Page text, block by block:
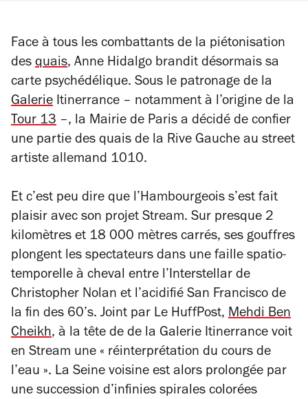
Face à tous les combattants de la piétonisation
des quais, Anne Hidalgo brandit désormais sa
carte psychédélique. Sous le patronage de la
Galerie Itinerrance – notamment à l’origine de la
Tour 13 –, la Mairie de Paris a décidé de confier
une partie des quais de la Rive Gauche au street
artiste allemand 1010.
Et c’est peu dire que l’Hambourgeois s’est fait
plaisir avec son projet Stream. Sur presque 2
kilomètres et 18 000 mètres carrés, ses gouffres
plongent les spectateurs dans une faille spatio-
temporelle à cheval entre l’ Interstellar de
Christopher Nolan et l’acidifié San Francisco de
la fin des 60’s. Joint par Le HuffPost, Mehdi Ben
Cheikh, à la tête de de la Galerie Itinerrance voit
en Stream une « réinterprétation du cours de
l’eau ». La Seine voisine est alors prolongée par
une succession d’infinies spirales colorées